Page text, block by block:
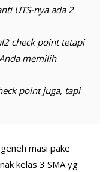
UTS-nya ada 2
check point tetapi
memilih
point juga, tapi
masi pake
kelas 3 SMA yg